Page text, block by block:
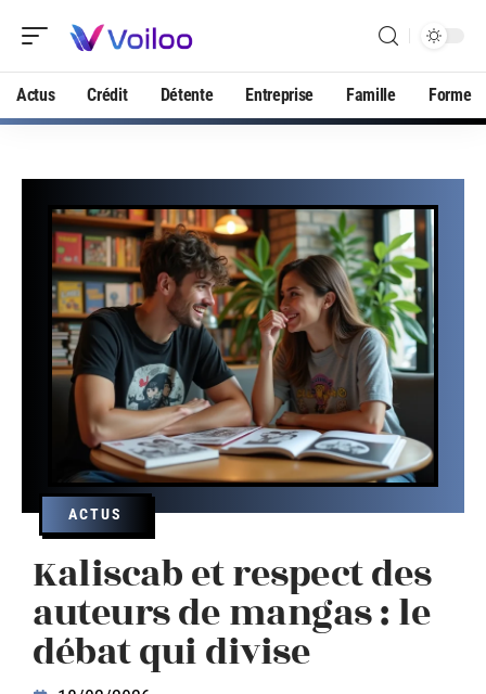
Actus Crédit Détente Entreprise Famille Forme
ACTUS
Kaliscab et respect des
auteurs de mangas : le
débat qui divise